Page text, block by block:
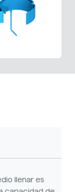
llenar es